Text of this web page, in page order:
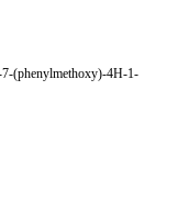
(phenylmethoxy)-4H-1-